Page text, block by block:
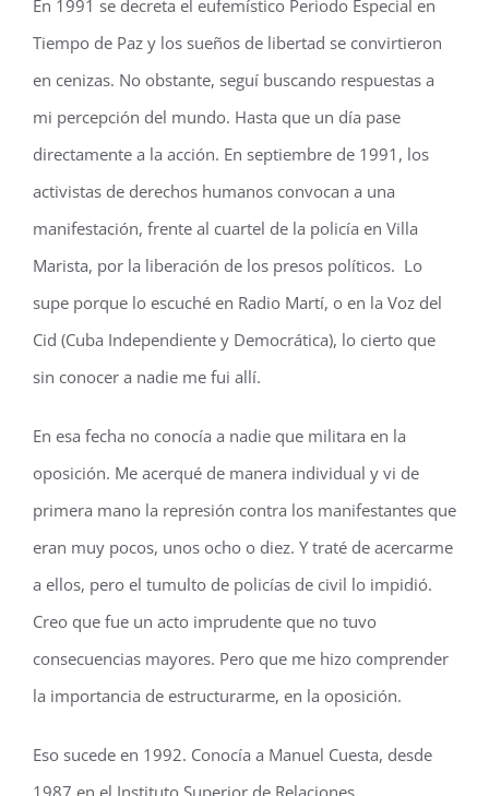
En 1991 se decreta el eufemístico Periodo Especial en
Tiempo de Paz y los sueños de libertad se convirtieron
en cenizas. No obstante, seguí buscando respuestas a
mi percepción del mundo. Hasta que un día pase
directamente a la acción. En septiembre de 1991, los
activistas de derechos humanos convocan a una
manifestación, frente al cuartel de la policía en Villa
Marista, por la liberación de los presos políticos. Lo
supe porque lo escuché en Radio Martí, o en la Voz del
Cid (Cuba Independiente y Democrática), lo cierto que
sin conocer a nadie me fui allí.
En esa fecha no conocía a nadie que militara en la
oposición. Me acerqué de manera individual y vi de
primera mano la represión contra los manifestantes que
eran muy pocos, unos ocho o diez. Y traté de acercarme
a ellos, pero el tumulto de policías de civil lo impidió.
Creo que fue un acto imprudente que no tuvo
consecuencias mayores. Pero que me hizo comprender
la importancia de estructurarme, en la oposición.
Eso sucede en 1992. Conocía a Manuel Cuesta, desde